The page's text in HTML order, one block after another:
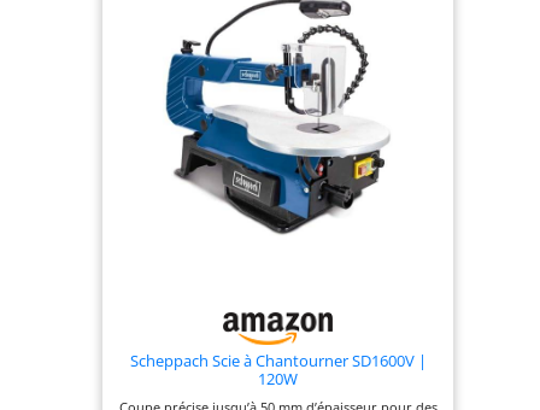
de travail grâce à une faible vibration qui garantit
des découpes propres et sans fatigue Zone de
travail toujours propre grâce à une soufflerie
flexible qui évacue copeaux et poussières en
temps réel Idéale pour tous matériaux : bois,
plastique, métal, plexiglas ou plâtre, pour donner
vie à vos idées les plus complexes
Scheppach Scie à Chantourner SD1600V |
120W